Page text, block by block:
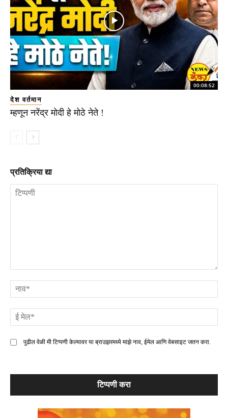
00:08:52
देश वर्तमान
म्हणून नरेंद्र मोदी हे मोठे नेते !
प्रतिक्रिया द्या
पुढील वेळी मी टिप्पणी केल्यावर या ब्राउझरमध्ये माझे नाव, ईमेल आणि वेबसाइट जतन करा.